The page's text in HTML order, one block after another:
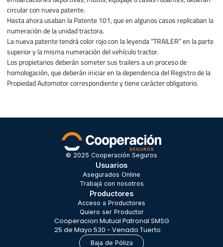
circular con nueva patente.
Hasta ahora usaban la Patente 101, que en algunos casos replicaban la
numeración de la unidad tractora.
La nueva patente tendrá color rojo con la leyenda “TRAILER” en la parte
superior y la misma numeración del vehículo tractor.
Los propietarios deberán someter sus trailers a un proceso de
homologación, que deberán iniciar en la dependencia del Registro de la
Propiedad Automotor correspondiente y tiene carácter obligatorio.
© 2025 Cooperación Seguros
Usuarios
Asegurados Online
Trabajá con nosotros
Productores
Acceso a Productores
Quiero ser Productor
Cooperacion Mutual Patronal SMSG
25 de Mayo 530 - Venado Tuerto
Baja de Póliza